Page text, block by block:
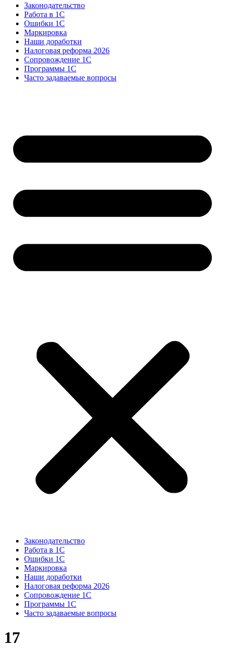
Законодательство
Работа в 1С
Ошибки 1С
Маркировка
Наши доработки
Налоговая реформа 2026
Сопровождение 1С
Программы 1С
Часто задаваемые вопросы
Законодательство
Работа в 1С
Ошибки 1С
Маркировка
Наши доработки
Налоговая реформа 2026
Сопровождение 1С
Программы 1С
Часто задаваемые вопросы
17